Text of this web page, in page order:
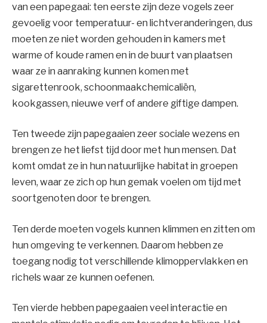
van een papegaai: ten eerste zijn deze vogels zeer
gevoelig voor temperatuur- en lichtveranderingen, dus
moeten ze niet worden gehouden in kamers met
warme of koude ramen en in de buurt van plaatsen
waar ze in aanraking kunnen komen met
sigarettenrook, schoonmaakchemicaliën,
kookgassen, nieuwe verf of andere giftige dampen.
Ten tweede zijn papegaaien zeer sociale wezens en
brengen ze het liefst tijd door met hun mensen. Dat
komt omdat ze in hun natuurlijke habitat in groepen
leven, waar ze zich op hun gemak voelen om tijd met
soortgenoten door te brengen.
Ten derde moeten vogels kunnen klimmen en zitten om
hun omgeving te verkennen. Daarom hebben ze
toegang nodig tot verschillende klimoppervlakken en
richels waar ze kunnen oefenen.
Ten vierde hebben papegaaien veel interactie en